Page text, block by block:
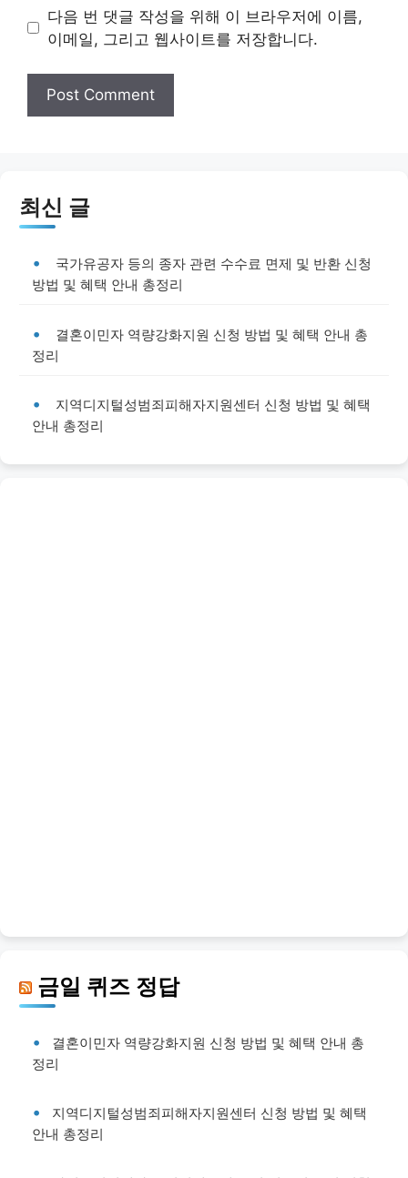
다음 번 댓글 작성을 위해 이 브라우저에 이름,
이메일, 그리고 웹사이트를 저장합니다.
최신 글
국가유공자 등의 종자 관련 수수료 면제 및 반환 신청
방법 및 혜택 안내 총정리
결혼이민자 역량강화지원 신청 방법 및 혜택 안내 총
정리
지역디지털성범죄피해자지원센터 신청 방법 및 혜택
안내 총정리
금일 퀴즈 정답
결혼이민자 역량강화지원 신청 방법 및 혜택 안내 총
정리
지역디지털성범죄피해자지원센터 신청 방법 및 혜택
안내 총정리